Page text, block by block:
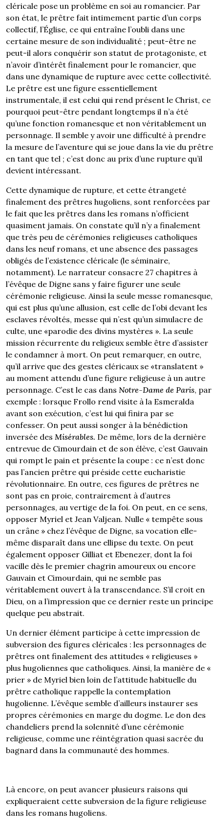
cléricale pose un problème en soi au romancier. Par
son état, le prêtre fait intimement partie d’un corps
collectif, l’Église, ce qui entraîne l’oubli dans une
certaine mesure de son individualité ; peut-être ne
peut-il alors conquérir son statut de protagoniste, et
n’avoir d’intérêt finalement pour le romancier, que
dans une dynamique de rupture avec cette collectivité.
Le prêtre est une figure essentiellement
instrumentale, il est celui qui rend présent le Christ, ce
pourquoi peut-être pendant longtemps il n’a été
qu’une fonction romanesque et non véritablement un
personnage. Il semble y avoir une difficulté à prendre
la mesure de l’aventure qui se joue dans la vie du prêtre
en tant que tel ; c’est donc au prix d’une rupture qu’il
devient intéressant.
Cette dynamique de rupture, et cette étrangeté
finalement des prêtres hugoliens, sont renforcées par
le fait que les prêtres dans les romans n’officient
quasiment jamais. On constate qu’il n’y a finalement
que très peu de cérémonies religieuses catholiques
dans les neuf romans, et une absence des passages
obligés de l’existence cléricale (le séminaire,
notamment). Le narrateur consacre 27 chapitres à
l’évêque de Digne sans y faire figurer une seule
cérémonie religieuse. Ainsi la seule messe romanesque,
qui est plus qu’une allusion, est celle de l’obi devant les
esclaves révoltés, messe qui n’est qu’un simulacre de
culte, une «parodie des divins mystères ». La seule
mission récurrente du religieux semble être d’assister
le condamner à mort. On peut remarquer, en outre,
qu’il arrive que des gestes cléricaux se «translatent »
au moment attendu d’une figure religieuse à un autre
personnage. C’est le cas dans Notre-Dame de Paris, par
exemple : lorsque Frollo rend visite à la Esmeralda
avant son exécution, c’est lui qui finira par se
confesser. On peut aussi songer à la bénédiction
inversée des Misérables. De même, lors de la dernière
entrevue de Cimourdain et de son élève, c’est Gauvain
qui rompt le pain et présente la coupe : ce n’est donc
pas l’ancien prêtre qui préside cette eucharistie
révolutionnaire. En outre, ces figures de prêtres ne
sont pas en proie, contrairement à d’autres
personnages, au vertige de la foi. On peut, en ce sens,
opposer Myriel et Jean Valjean. Nulle « tempête sous
un crâne » chez l’évêque de Digne, sa vocation elle-
même disparaît dans une ellipse du texte. On peut
également opposer Gilliat et Ebenezer, dont la foi
vacille dès le premier chagrin amoureux ou encore
Gauvain et Cimourdain, qui ne semble pas
véritablement ouvert à la transcendance. S’il croit en
Dieu, on a l’impression que ce dernier reste un principe
quelque peu abstrait.
Un dernier élément participe à cette impression de
subversion des figures cléricales : les personnages de
prêtres ont finalement des attitudes « religieuses »
plus hugoliennes que catholiques. Ainsi, la manière de «
prier » de Myriel bien loin de l’attitude habituelle du
prêtre catholique rappelle la contemplation
hugolienne. L’évêque semble d’ailleurs instaurer ses
propres cérémonies en marge du dogme. Le don des
chandeliers prend la solennité d’une cérémonie
religieuse, comme une réintégration quasi sacrée du
bagnard dans la communauté des hommes.
Là encore, on peut avancer plusieurs raisons qui
expliqueraient cette subversion de la figure religieuse
dans les romans hugoliens.